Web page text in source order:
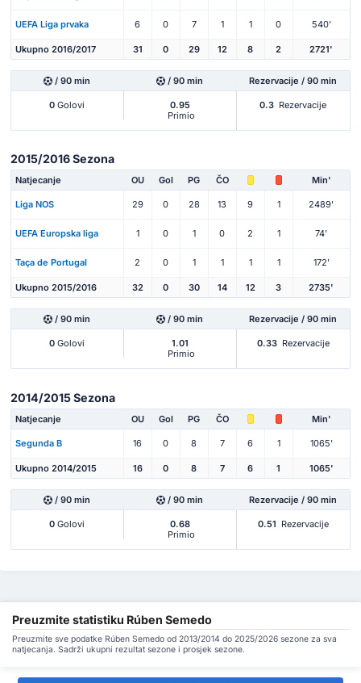
UEFA Liga prvaka 6 0 7 1 1 0 540'
Ukupno 2016/2017 31 0 29 12 8 2 2721'
/ 90 min / 90 min Rezervacije / 90 min
0 Golovi
0.95
Primio
0.3 Rezervacije
2015/2016 Sezona
Natjecanje OU Gol PG ČO Min'
Liga NOS 29 0 28 13 9 1 2489'
UEFA Europska liga 1 0 1 0 2 1 74'
Taça de Portugal 2 0 1 1 1 1 172'
Ukupno 2015/2016 32 0 30 14 12 3 2735'
/ 90 min / 90 min Rezervacije / 90 min
0 Golovi
1.01
Primio
0.33 Rezervacije
2014/2015 Sezona
Natjecanje OU Gol PG ČO Min'
Segunda B 16 0 8 7 6 1 1065'
Ukupno 2014/2015 16 0 8 7 6 1 1065'
/ 90 min / 90 min Rezervacije / 90 min
0 Golovi
0.68
Primio
0.51 Rezervacije
Preuzmite statistiku Rúben Semedo
Preuzmite sve podatke Rúben Semedo od 2013/2014 do 2025/2026 sezone za sva
natjecanja. Sadrži ukupni rezultat sezone i prosjek sezone.